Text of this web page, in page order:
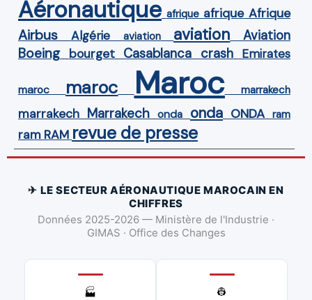
Aéronautique afrique afrique Afrique
Airbus Algérie aviation aviation Aviation
Boeing bourget Casablanca crash Emirates
maroc maroc Maroc marrakech
marrakech Marrakech onda onda ONDA ram
ram RAM revue de presse
✈ LE SECTEUR AÉRONAUTIQUE MAROCAIN EN
CHIFFRES
Données 2025-2026 — Ministère de l'Industrie ·
GIMAS · Office des Changes
🏭
👷